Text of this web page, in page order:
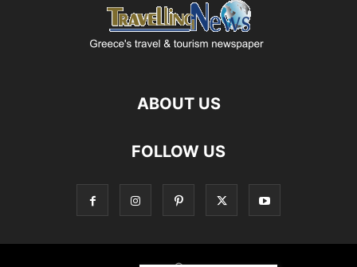
ABOUT US
FOLLOW US